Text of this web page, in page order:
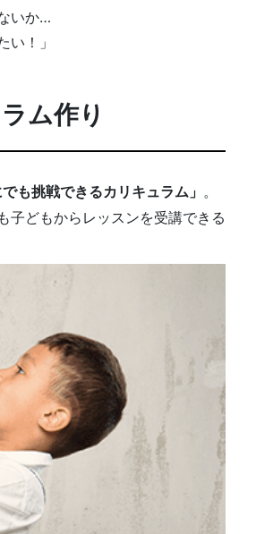
いか…
い！」
ム作り
でも挑戦できるカリキュラム」 。
子どもからレッスンを受講できる